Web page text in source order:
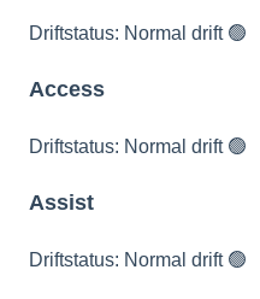
Driftstatus: Normal drift 🟢
Access
Driftstatus: Normal drift 🟢
Assist
Driftstatus: Normal drift 🟢